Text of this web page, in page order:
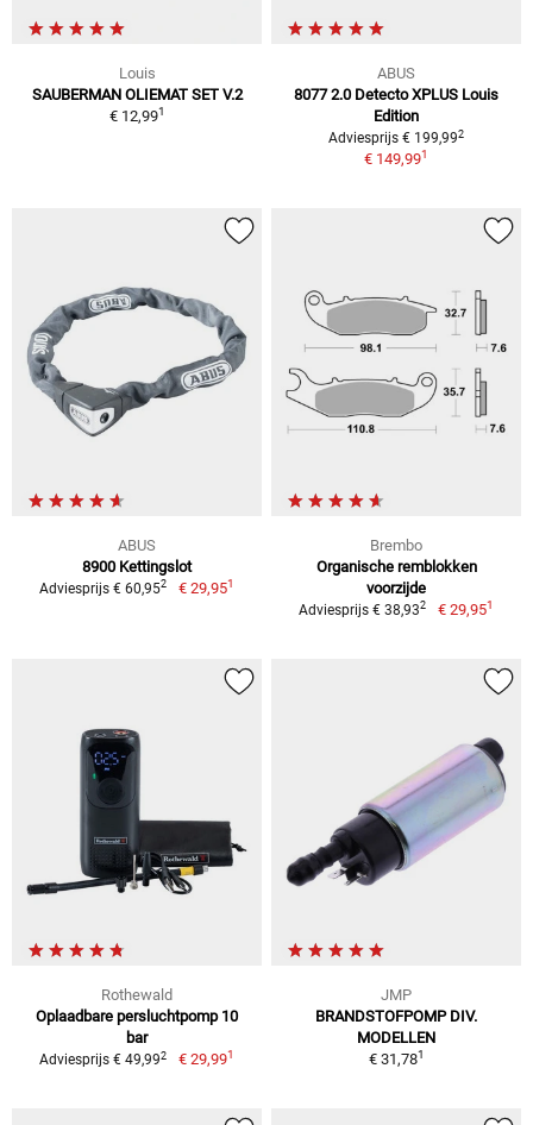
Louis
SAUBERMAN OLIEMAT SET V.2
€ 12,991
ABUS
8077 2.0 Detecto XPLUS Louis
Edition
Adviesprijs € 199,992
€ 149,991
ABUS
8900 Kettingslot
Adviesprijs € 60,952 € 29,951
Brembo
Organische remblokken
voorzijde
Adviesprijs € 38,932 € 29,951
Rothewald
Oplaadbare persluchtpomp 10
bar
Adviesprijs € 49,992 € 29,991
JMP
BRANDSTOFPOMP DIV.
MODELLEN
€ 31,781